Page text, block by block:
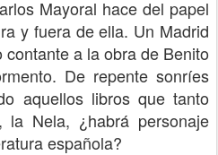
Mayoral hace del papel
y fuera de ella. Un Madrid
a la obra de Benito
De repente sonríes
aquellos libros que tanto
la Nela, ¿habrá personaje
española?